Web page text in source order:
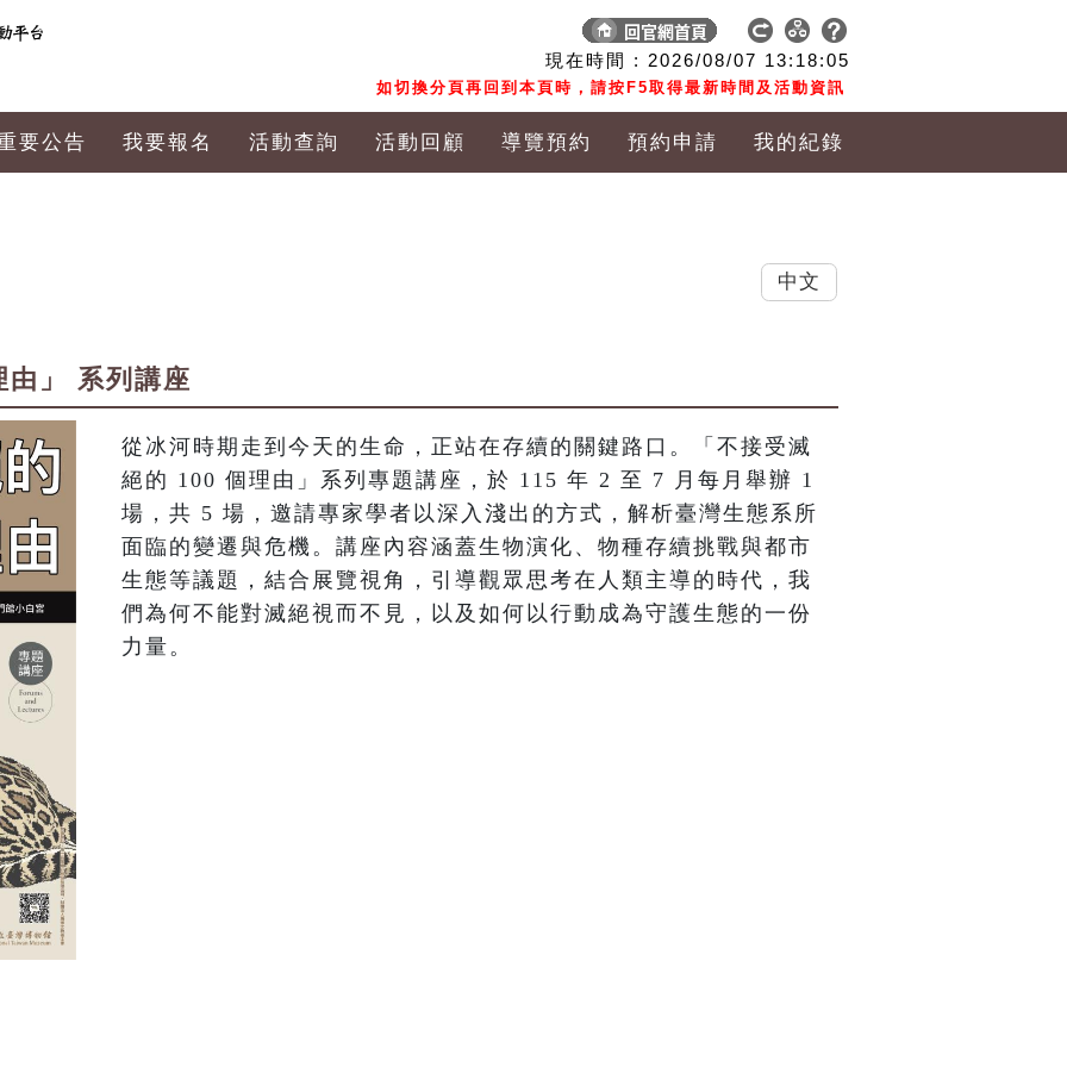
現在時間 : 2026/08/07 13:18:06
如切換分頁再回到本頁時，請按F5取得最新時間及活動資訊
要公告 我要報名 活動查詢 活動回顧 導覽預約 預約申請 我的紀錄
由」 系列講座
從冰河時期走到今天的生命，正站在存續的關鍵路口。「不接受滅
絕的 100 個理由」系列專題講座，於 115 年 2 至 7 月每月舉辦 1
場，共 5 場，邀請專家學者以深入淺出的方式，解析臺灣生態系所
面臨的變遷與危機。講座內容涵蓋生物演化、物種存續挑戰與都市
生態等議題，結合展覽視角，引導觀眾思考在人類主導的時代，我
們為何不能對滅絕視而不見，以及如何以行動成為守護生態的一份
力量。